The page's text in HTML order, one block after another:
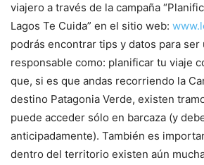
viajero a través de la campaña
Lagos Te Cuida” en el sitio web:
podrás encontrar tips y datos para ser
responsable como: planificar tu viaje
que, si es que andas recorriendo la
destino Patagonia Verde, existen
puede acceder sólo en barcaza (y
anticipadamente). También es
dentro del territorio existen aún